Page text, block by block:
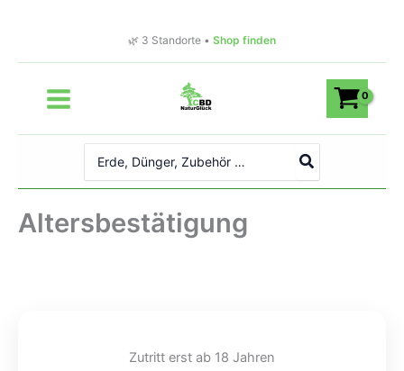
🌿 3 Standorte • Shop finden
for:
Altersbestätigung
Zutritt erst ab 18 Jahren